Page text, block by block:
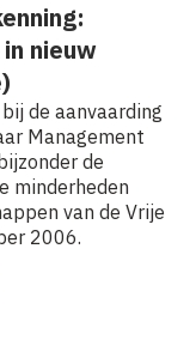
nieuw
de aanvaarding
Management
de
minderheden
van de Vrije
2006.